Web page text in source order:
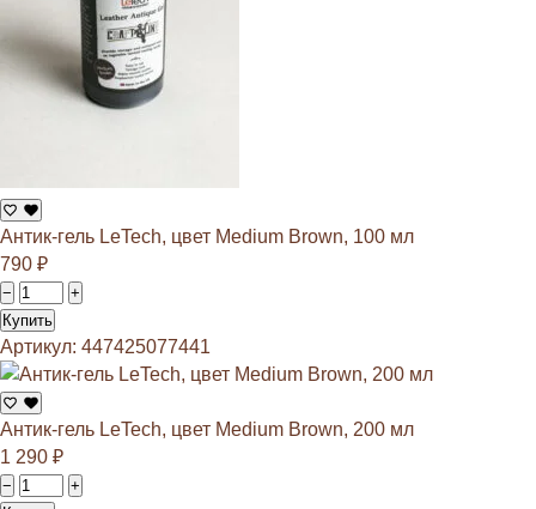
Антик-гель LeTech, цвет Medium Brown, 100 мл
790 ₽
−
+
Купить
Артикул: 447425077441
Антик-гель LeTech, цвет Medium Brown, 200 мл
1 290 ₽
−
+